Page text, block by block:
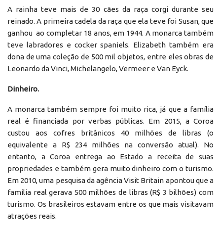
A rainha teve mais de 30 cães da raça corgi durante seu
reinado. A primeira cadela da raça que ela teve foi Susan, que
ganhou ao completar 18 anos, em 1944. A monarca também
teve labradores e cocker spaniels. Elizabeth também era
dona de uma coleção de 500 mil objetos, entre eles obras de
Leonardo da Vinci, Michelangelo, Vermeer e Van Eyck.
Dinheiro.
A monarca também sempre foi muito rica, já que a família
real é financiada por verbas públicas. Em 2015, a Coroa
custou aos cofres britânicos 40 milhões de libras (o
equivalente a R$ 234 milhões na conversão atual). No
entanto, a Coroa entrega ao Estado a receita de suas
propriedades e também gera muito dinheiro com o turismo.
Em 2010, uma pesquisa da agência Visit Britain apontou que a
família real gerava 500 milhões de libras (R$ 3 bilhões) com
turismo. Os brasileiros estavam entre os que mais visitavam
atrações reais.